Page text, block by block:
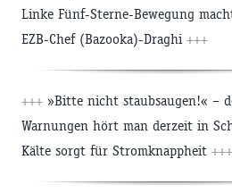
Linke Fünf-Sterne-Bewegung
EZB-Chef (Bazooka)-Draghi +++
+++ »Bitte nicht staubsaugen!« –
Warnungen hört man derzeit in
Kälte sorgt für Stromknappheit +++